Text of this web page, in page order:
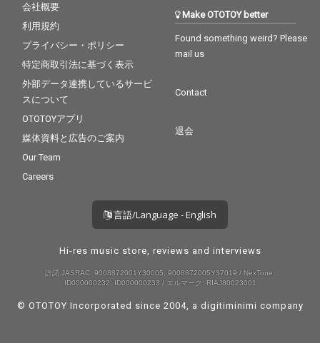
会社概要
利用規約
プライバシー・ポリシー
特定商取引法に基づく表示
外部データ連携しているサービ
スについて
OTOTOYアプリ
媒体資料と広告のご案内
Our Team
Careers
Make OTOTOY better
Found something weird? Please
mail us
Contact
退会
言語/Language - English
Hi-res music store, reviews and interviews
許諾 JASRAC: 9008872001Y30005, 9008872005Y37019 / NexTone:
ID000000232, ID000000233 / エルマーク: RIAJ80023001
© OTOTOY Incorporated since 2004, a digitiminimi company